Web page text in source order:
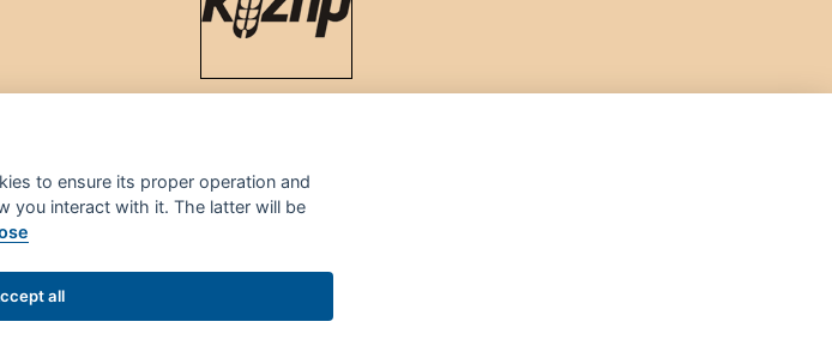
to ensure its proper operation and
you interact with it. The latter will be
all